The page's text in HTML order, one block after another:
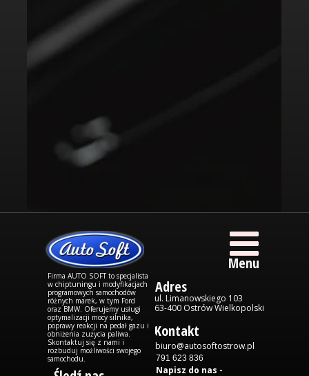
Kontakt
Napisz do nas -
Adres
Menu
Firma AUTO SOFT to specjalista
w chiptuningu i modyfikacjach
programowych samochodów
różnych marek, w tym Ford
oraz BMW. Oferujemy usługi
optymalizacji mocy silnika,
poprawy reakcji na pedał gazu i
obniżenia zużycia paliwa.
Skontaktuj się z nami i
rozbuduj możliwości swojego
samochodu.
biuro@autosoftostrow.pl
791 623 836
ul. Limanowskiego 103
63-400 Ostrów Wielkopolski